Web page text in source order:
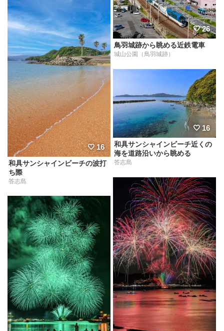
26
鳥羽城跡から眺める近鉄電車
城山公園（鳥羽城跡）
16
和具サンシャインビーチの波打
ち際
答志島
16
和具サンシャインビーチ近くの
海を道路沿いから眺める
答志島